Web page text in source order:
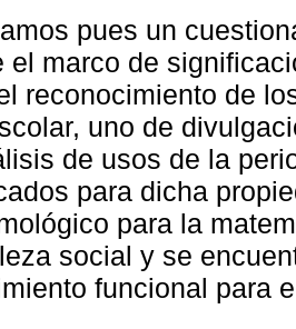
pues un
el marco de
reconocimiento de
uno de
de usos de la
para dicha
para la
social y se
funcional para